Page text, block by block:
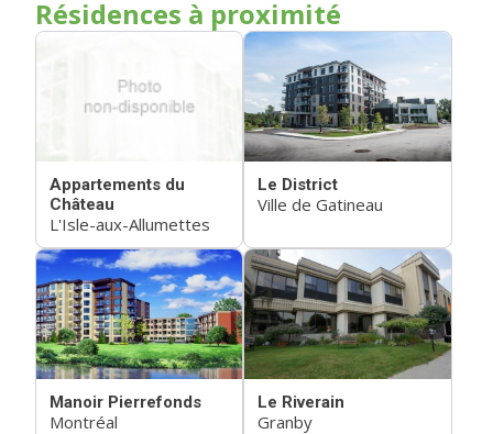
Résidences à proximité
Appartements du
Château
L'Isle-aux-Allumettes
Le District
Ville de Gatineau
Manoir Pierrefonds
Montréal
Le Riverain
Granby